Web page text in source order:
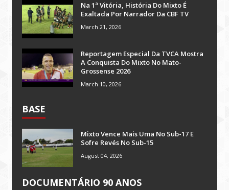
Na 1ª Vitória, História Do Mixto É
Exaltada Por Narrador Da CBF TV
March 21, 2026
Reportagem Especial Da TVCA Mostra
A Conquista Do Mixto No Mato-
Grossense 2026
March 10, 2026
BASE
Mixto Vence Mais Uma No Sub-17 E
Sofre Revés No Sub-15
August 04, 2026
DOCUMENTÁRIO 90 ANOS